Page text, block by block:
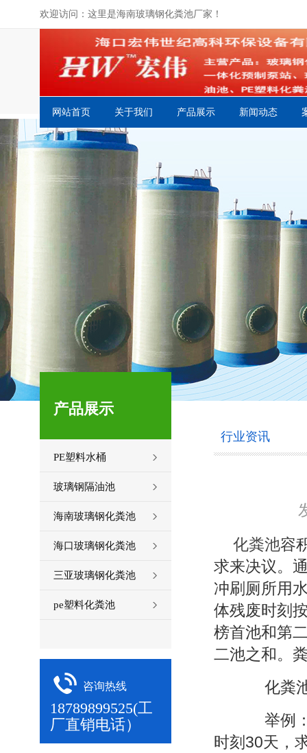
欢迎访问：这里是海南玻璃钢化粪池厂家！
网站首页 关于我们 产品展示 新闻动态
产品展示
PE塑料水桶
玻璃钢隔油池
海南玻璃钢化粪池
海口玻璃钢化粪池
三亚玻璃钢化粪池
pe塑料化粪池
咨询热线
18789899525(工
厂直销电话）
行业资讯
化粪池容
求来决议。
冲刷厕所用
体残废时刻
榜首池和第
二池之和。
化粪池
举例：4
时刻30天，